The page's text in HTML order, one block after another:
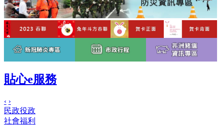
貼心e服務
‹ ›
民政役政
社會福利